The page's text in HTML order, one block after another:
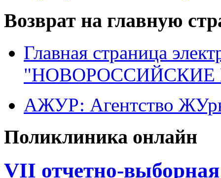
Возврат на главную
Главная страница
"НОВОРОССИЙСКИЕ
АЖУР: Агентство
Поликлиника онлайн
VII отчетно-